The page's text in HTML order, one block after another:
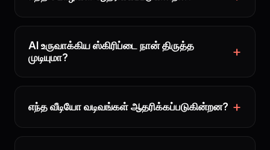
AI உருவாக்கிய ஸ்கிரிப்டை நான் திருத்த
முடியுமா?
எந்த வீடியோ வடிவங்கள் ஆதரிக்கப்படுகின்றன?